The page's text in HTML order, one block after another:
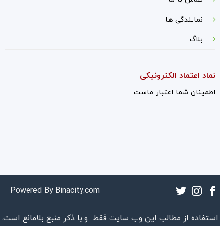
نمایندگی ها
بلاگ
نماد اعتماد الکترونیکی
اطمینان شما اعتبار ماست
استفاده از مطالب این وب سایت فقط و با ذکر منبع بلامانع است.
Powered By Binacity.com